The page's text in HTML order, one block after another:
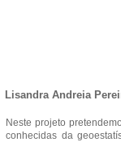
Lisandra Andreia
Neste projeto
conhecidas da